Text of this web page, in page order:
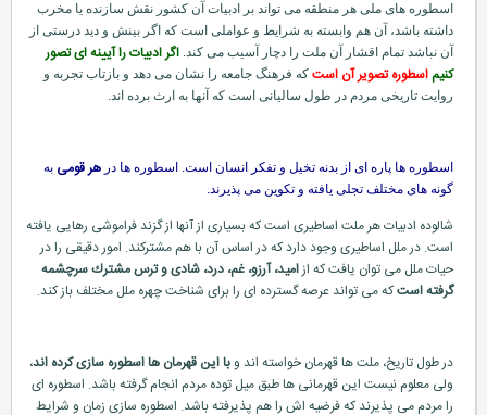
اسطوره های ملی هر منطقه می تواند بر ادبیات آن كشور نقش سازنده یا مخرب
داشته باشد، آن هم وابسته به شرایط و عواملی است كه اگر بینش و دید درستی از
آن نباشد تمام اقشار آن ملت را دچار آسیب می كند.اگر ادبیات را آیینه ای تصور
كنیماسطوره تصویر آن استكه فرهنگ جامعه را نشان می دهد و بازتاب تجربه و
روایت تاریخی مردم در طول سالیانی است كه آنها به ارث برده اند.
اسطوره ها پاره ای از بدنه تخیل و تفكر انسان است. اسطوره ها در هر قومیبه
گونه های مختلف تجلی یافته و تكوین می پذیرند.
شالوده ادبیات هر ملت اساطیری است كه بسیاری از آنها از گزند فراموشی رهایی یافته
است. در ملل اساطیری وجود دارد كه در اساس آن با هم مشتركند. امور دقیقی را در
حیات ملل می توان یافت كه ازامید، آرزو، غم، درد، شادی و ترس مشترك سرچشمه
گرفته استكه می تواند عرصه گسترده ای را برای شناخت چهره ملل مختلف باز كند.
در طول تاریخ، ملت ها قهرمان خواسته اند وبا این قهرمان ها اسطوره سازی كرده اند ،
ولی معلوم نیست این قهرمانی ها طبق میل توده مردم انجام گرفته باشد. اسطوره ای
را مردم می پذیرند كه فرضیه اش را هم پذیرفته باشد. اسطوره سازی زمان و شرایط